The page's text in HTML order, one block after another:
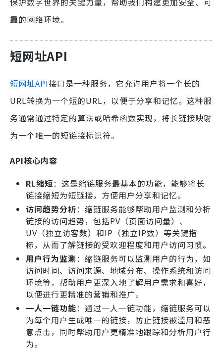
靠的网络环境。
短网址API
短网址API接口是一种服务，它允许用户将一个长的
URL转换为一个短的URL，以便于分享和记忆。这种服
务通常通过特定的算法或哈希函数实现，将长链接映射
为一个唯一的短链接标识符。
API核心内容
RL缩短：这是缩链服务最基本的功能，能够将长
链接缩短为短链接，方便用户分享和记忆。
访问趋势分析：缩链服务能够帮助用户监测和分析
链接的访问趋势，包括PV（页面访问量）、
UV（独立访客数）和IP（独立IP数）等关键指
标，从而了解链接的受欢迎程度和用户访问习惯。
用户行为监测：缩链服务可以监测用户的行为，如
访问时间、访问来源、地域分布、操作系统和访问
环境等，帮助用户更深入地了解用户需求和喜好，
以便进行更精准的营销和推广。
一人一链功能：通过一人一链功能，缩链服务可以
为每个用户生成唯一的链接，防止链接被滥用和恶
意点击，同时帮助用户更精准地跟踪和分析用户行
为。